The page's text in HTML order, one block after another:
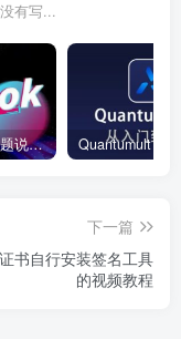
有写...
TikTok常见的问题说明和解决方法
下一篇
书自行安装签名工具
的视频教程